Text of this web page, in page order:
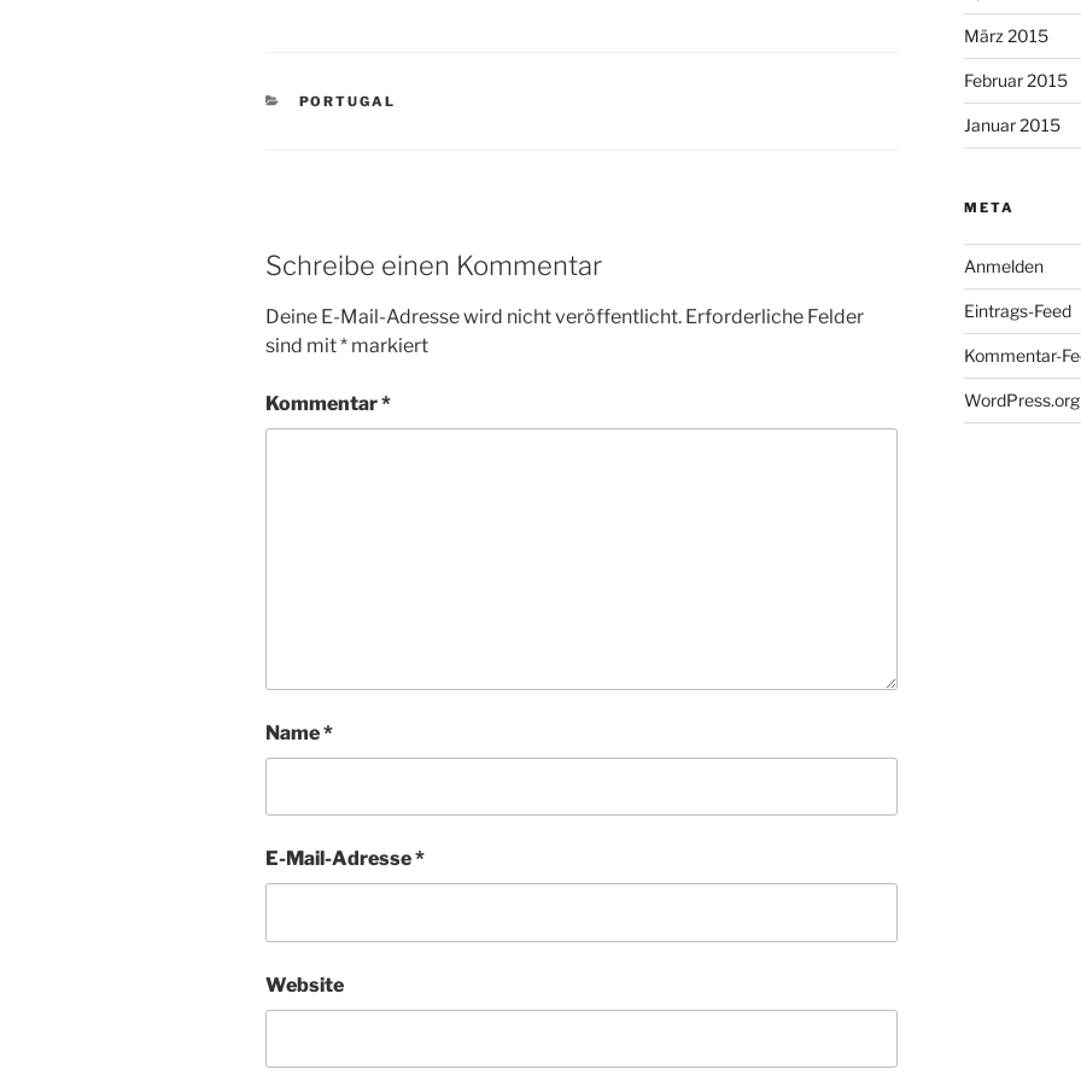
KATEGORIEN
PORTUGAL
Schreibe einen Kommentar
Deine E-Mail-Adresse wird nicht veröffentlicht. Erforderliche Felder
sind mit* markiert
Kommentar*
Name*
E-Mail-Adresse*
Website
März 2015
Februar 2015
Januar 2015
META
Anmelden
Eintrags-Feed
Kommentar-
WordPress.org